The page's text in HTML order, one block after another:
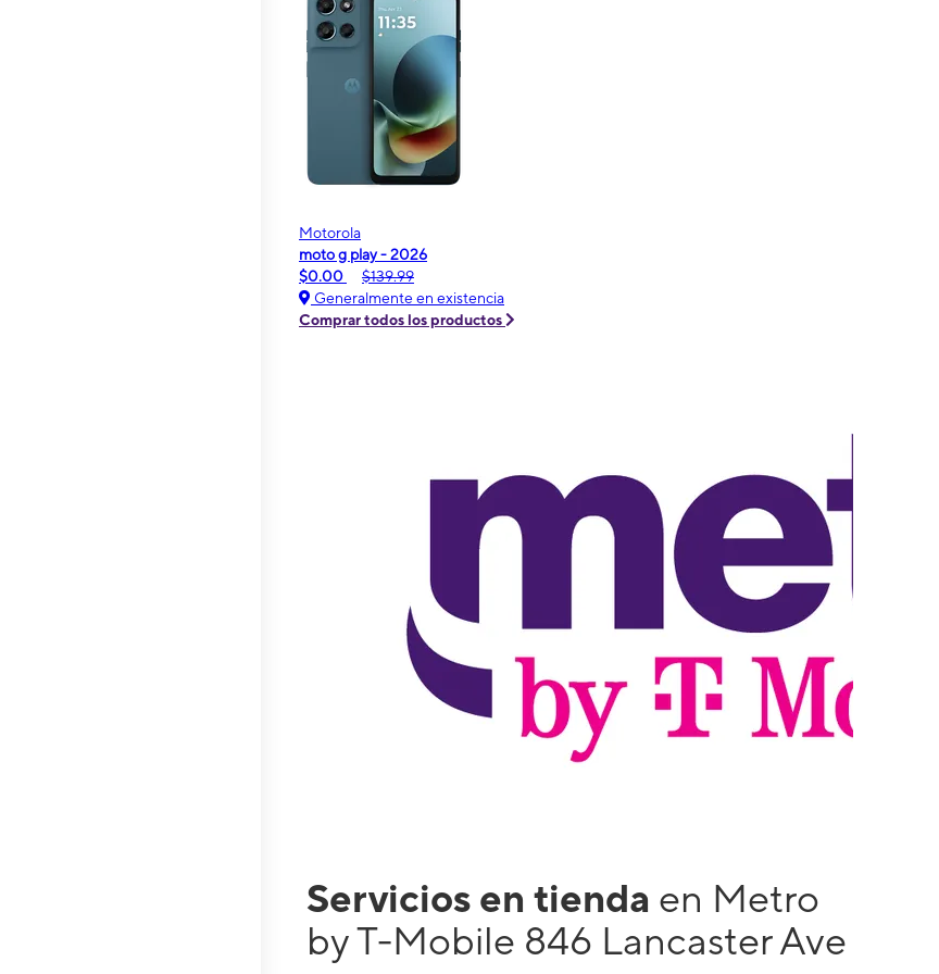
Motorola
moto g play - 2026
$0.00
$139.99
Generalmente en existencia
Comprar todos los productos
Servicios en tienda en Metro
by T-Mobile 846 Lancaster Ave